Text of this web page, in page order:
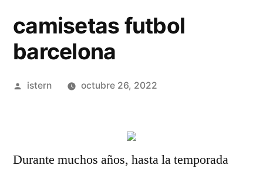
camisetas futbol
barcelona
Publicado
istern octubre 26, 2022
Durante muchos años, hasta la temporada